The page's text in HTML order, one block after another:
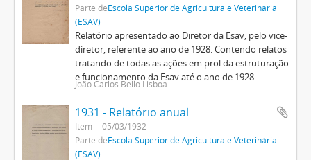
Parte deEscola Superior de Agricultura e Veterinária
(ESAV)
Relatório apresentado ao Diretor da Esav, pelo vice-
diretor, referente ao ano de 1928. Contendo relatos
tratando de todas as ações em prol da estruturação
e funcionamento da Esav até o ano de 1928.
João Carlos Bello Lisbôa
1931 - Relatório anual
Item
05/03/1932
Parte deEscola Superior de Agricultura e Veterinária
(ESAV)